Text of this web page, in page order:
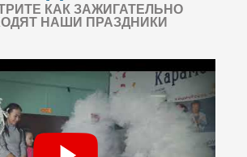
КАК ЗАЖИГАТЕЛЬНО
НАШИ ПРАЗДНИКИ